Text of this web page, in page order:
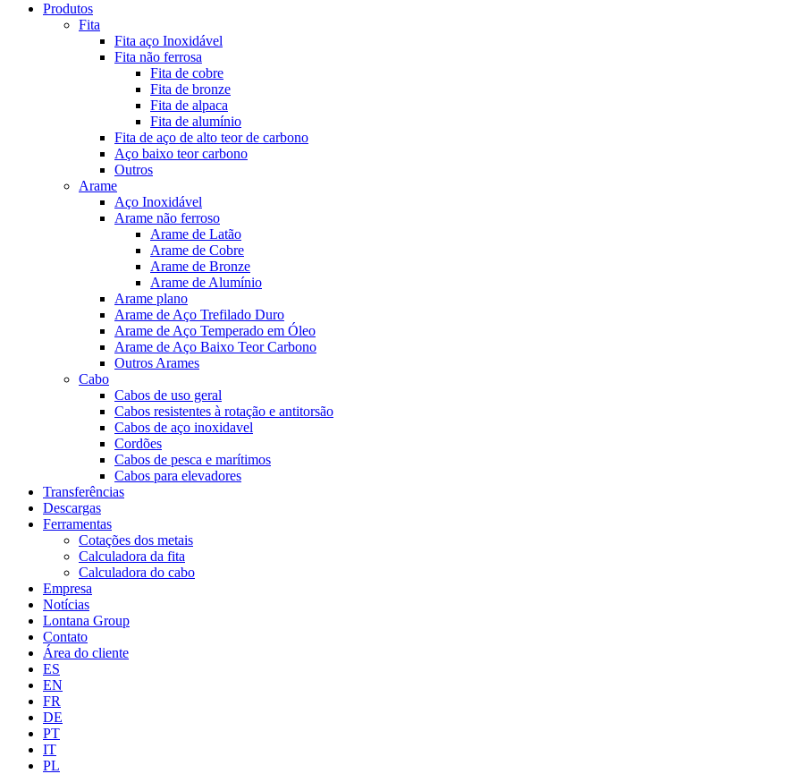
Produtos
Fita
Fita aço Inoxidável
Fita não ferrosa
Fita de cobre
Fita de bronze
Fita de alpaca
Fita de alumínio
Fita de aço de alto teor de carbono
Aço baixo teor carbono
Outros
Arame
Aço Inoxidável
Arame não ferroso
Arame de Latão
Arame de Cobre
Arame de Bronze
Arame de Alumínio
Arame plano
Arame de Aço Trefilado Duro
Arame de Aço Temperado em Óleo
Arame de Aço Baixo Teor Carbono
Outros Arames
Cabo
Cabos de uso geral
Cabos resistentes à rotação e antitorsão
Cabos de aço inoxidavel
Cordões
Cabos de pesca e marítimos
Cabos para elevadores
Transferências
Descargas
Ferramentas
Cotações dos metais
Calculadora da fita
Calculadora do cabo
Empresa
Notícias
Lontana Group
Contato
Área do cliente
ES
EN
FR
DE
PT
IT
PL